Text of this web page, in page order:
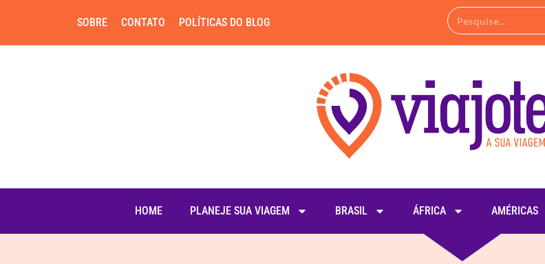
SOBRE CONTATO POLÍTICAS DO BLOG
HOME PLANEJE SUA VIAGEM BRASIL ÁFRICA AMÉRICAS